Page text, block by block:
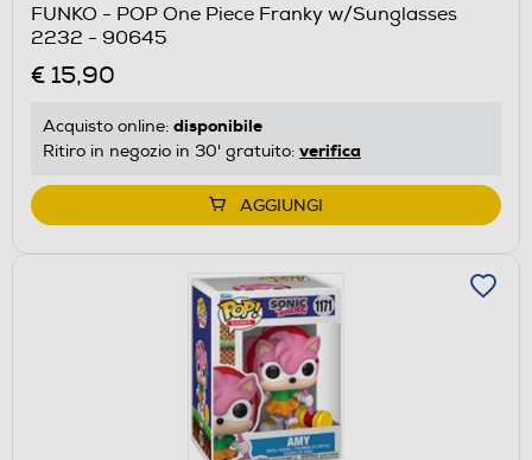
FUNKO - POP One Piece Franky w/Sunglasses
2232 - 90645
€ 15,90
Acquisto online: disponibile
Ritiro in negozio in 30' gratuito: verifica
AGGIUNGI